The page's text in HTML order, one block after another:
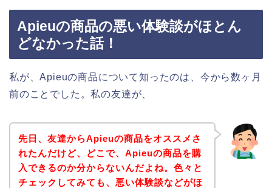
Apieuの商品の悪い体験談がほとん
どなかった話！
私が、Apieuの商品について知ったのは、今から数ヶ月
前のことでした。私の友達が、
先日、友達からApieuの商品をオススメさ
れたんだけど、どこで、Apieuの商品を購
入できるのか分からないんだよね。色々と
チェックしてみても、悪い体験談などがほ